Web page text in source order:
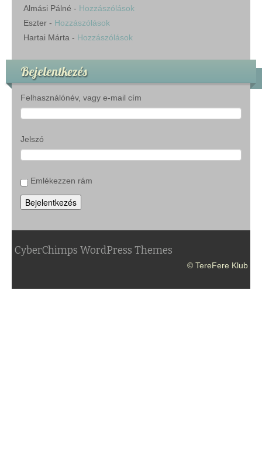
Almási Pálné - Hozzászólások
Eszter - Hozzászólások
Hartai Márta - Hozzászólások
Bejelentkezés
Felhasználónév, vagy e-mail cím
Jelszó
Emlékezzen rám
Bejelentkezés
CyberChimps WordPress Themes
© TereFere Klub